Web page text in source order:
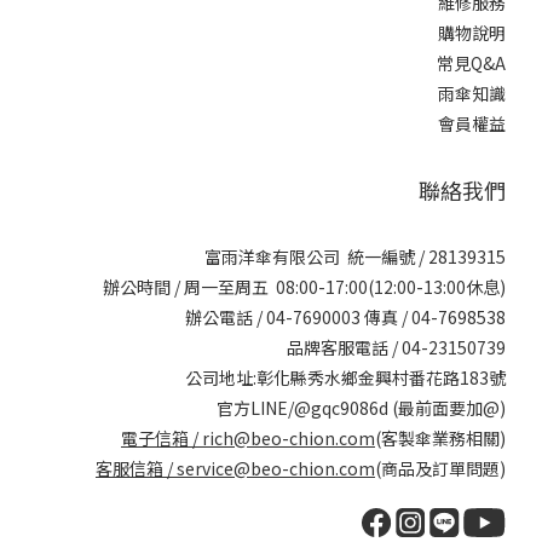
購物說明
常見Q&A
雨傘知識
會員權益
聯絡我們
富雨洋傘有限公司 統一編號 / 28139315
辦公時間 / 周一至周五 08:00-17:00(12:00-13:00休息)
辦公電話 / 04-7690003 傳真 / 04-7698538
品牌客服電話 / 04-23150739
公司地址:彰化縣秀水鄉金興村番花路183號
官方LINE/@gqc9086d (最前面要加@)
電子信箱 /rich@beo-chion.com(客製傘業務相關)
客服信箱 /service@beo-chion.com(商品及訂單問題)